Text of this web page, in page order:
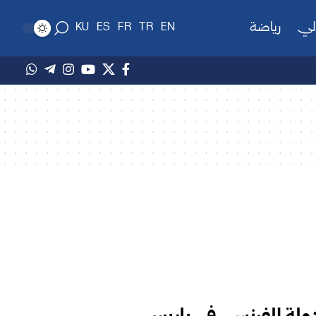
رياضة EN
TR
FR
ES
KU